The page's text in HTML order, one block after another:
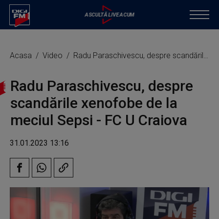
Acasa Video Radu Paraschivescu, despre scandările xenofobe de la meciul Sepsi - FC U Craiova
Radu Paraschivescu, despre
scandările xenofobe de la
meciul Sepsi - FC U Craiova
31.01.2023 13:16